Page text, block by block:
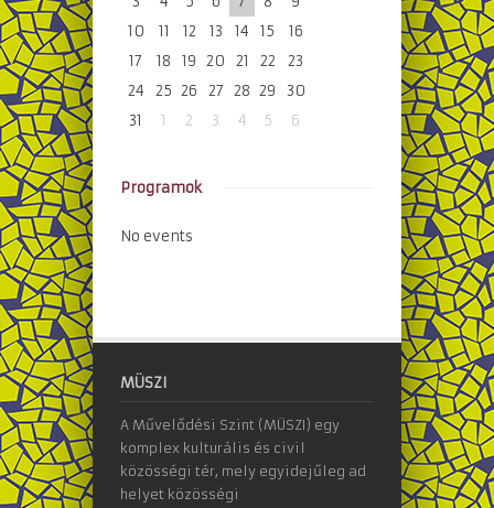
10
11 12 13 14 15
16
17
18 19 20 21 22
23
24
25 26 27 28 29
30
31
1 2 3 4 5 6
Programok
No events
MÜSZI
A Művelődési Szint (MÜSZI) egy
komplex kulturális és civil
közösségi tér, mely egyidejűleg ad
helyet közösségi